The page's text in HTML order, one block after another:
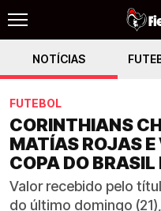
NOTÍCIAS
FUTEBOL
CORINTHIANS
MATÍAS ROJAS E
COPA DO
Valor recebido pelo
do último domingo